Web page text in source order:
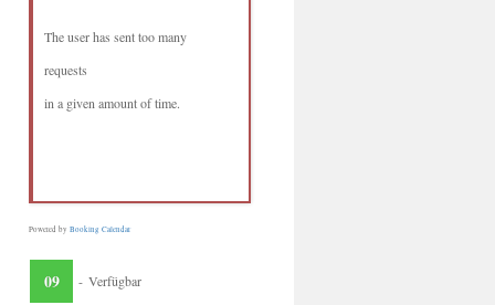
The user has sent too many
requests
in a given amount of time.
Powered by Booking Calendar
09 - Verfügbar